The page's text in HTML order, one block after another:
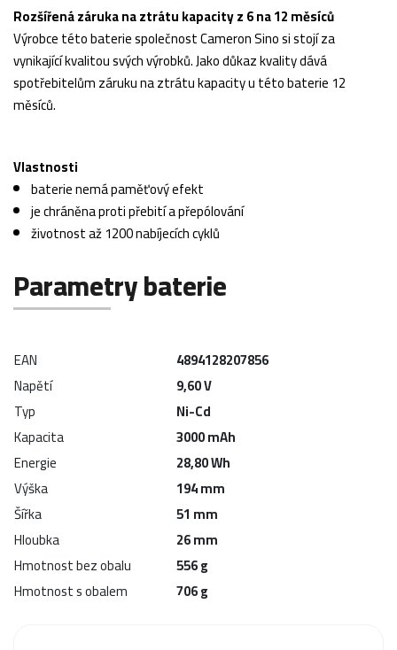
Rozšířená záruka na ztrátu kapacity z 6 na 12 měsíců
Výrobce této baterie společnost Cameron Sino si stojí za
vynikající kvalitou svých výrobků. Jako důkaz kvality dává
spotřebitelům záruku na ztrátu kapacity u této baterie 12
měsíců.
Vlastnosti
baterie nemá paměťový efekt
je chráněna proti přebití a přepólování
životnost až 1200 nabíjecích cyklů
Parametry baterie
EAN
4894128207856
Napětí
9,60 V
Typ
Ni-Cd
Kapacita
3000 mAh
Energie
28,80 Wh
Výška
194 mm
Šířka
51 mm
Hloubka
26 mm
Hmotnost bez obalu
556 g
Hmotnost s obalem
706 g